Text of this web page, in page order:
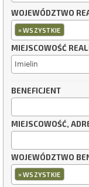
WOJEWÓDZTWO
×WSZYSTKIE
MIEJSCOWOŚĆ
BENEFICJENT
MIEJSCOWOŚĆ,
WOJEWÓDZTWO
×WSZYSTKIE